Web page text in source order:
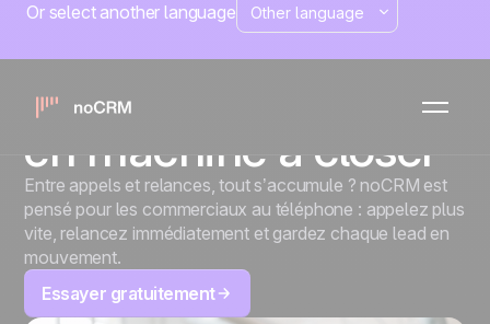
Or select another language
TÉLÉMARKETING ET TÉLÉVENTE
Transformez vos
campagnes d'appels
en machine à closer
Entre appels et relances, tout s’accumule ? noCRM est
pensé pour les commerciaux au téléphone : appelez plus
vite, relancez immédiatement et gardez chaque lead en
mouvement.
Essayer gratuitement